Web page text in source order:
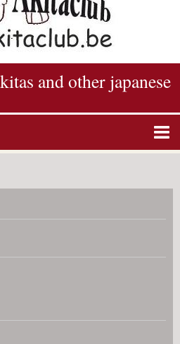
and other japanese